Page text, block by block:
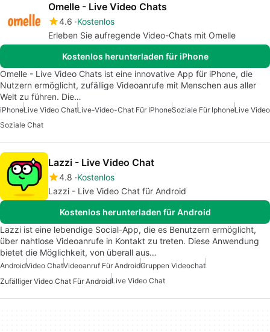
Omelle - Live Video Chats
4.6 Kostenlos
Erleben Sie aufregende Video-Chats mit Omelle
Kostenlos herunterladen für iPhone
Omelle - Live Video Chats ist eine innovative App für iPhone, die
Nutzern ermöglicht, zufällige Videoanrufe mit Menschen aus aller
Welt zu führen. Die…
iPhoneLive Video ChatLive-Video-Chat Für IPhoneSoziale Für IphoneLive Video
Soziale Chat
Lazzi - Live Video Chat
4.8 Kostenlos
Lazzi - Live Video Chat für Android
Kostenlos herunterladen für Android
Lazzi ist eine lebendige Social-App, die es Benutzern ermöglicht,
über nahtlose Videoanrufe in Kontakt zu treten. Diese Anwendung
bietet die Möglichkeit, von überall aus…
AndroidVideo ChatVideoanruf Für AndroidGruppen Videochat
Zufälliger Video Chat Für AndroidLive Video Chat